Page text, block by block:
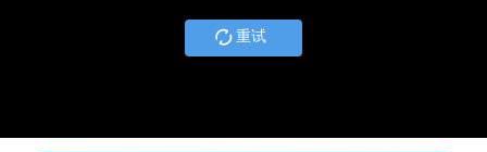
重试